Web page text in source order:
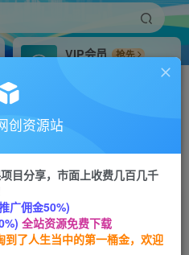
VIP会员
抢先
引流私域一单利润
秘】
创资源站
目分享，市面上收费几百几千
广佣金50%)
全站资源免费下载
了人生当中的第一桶金，欢迎